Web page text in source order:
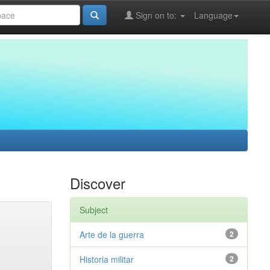
Language
Sign on to:
Discover
Subject
2
Arte de la guerra
2
Historia militar